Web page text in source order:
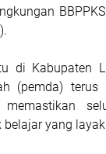
di Kabupaten
(pemda) terus
memastikan
yang